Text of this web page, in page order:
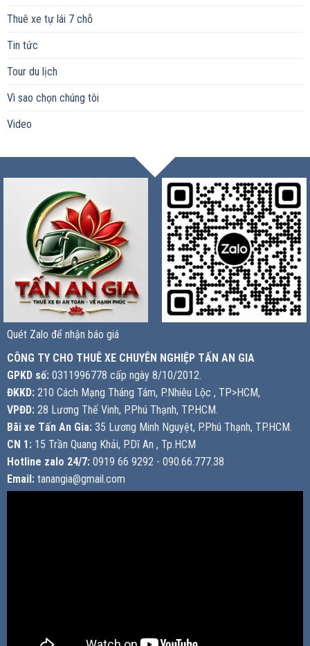
Thuê xe tự lái 7 chỗ
Tin tức
Tour du lịch
Vì sao chọn chúng tôi
Video
Quét Zalo để nhận báo giá
CÔNG TY CHO THUÊ XE CHUYÊN NGHIỆP TẤN AN GIA
GPKD số: 0311996778 cấp ngày 8/10/2012.
ĐKKD: 210 Cách Mạng Tháng Tám, P.Nhiêu Lộc , TP>HCM,
VPĐD: 28 Lương Thế Vinh, P.Phú Thạnh, TP.HCM.
Bãi xe Tấn An Gia: 35 Lương Minh Nguyệt, P.Phú Thạnh, TP.HCM.
CN 1: 15 Trần Quang Khải, P.Dĩ An , Tp.HCM
Hotline zalo 24/7: 0919 66 9292 - 090.66.777.38
Email: tanangia@gmail.com